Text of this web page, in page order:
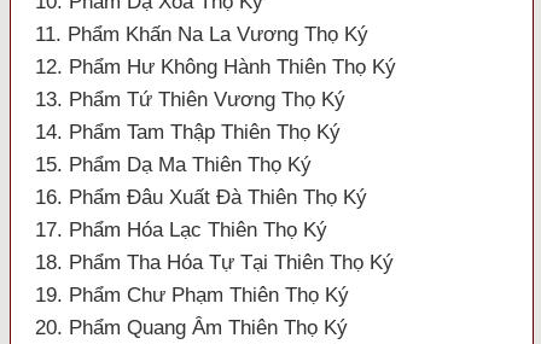
11. Phẩm Khấn Na La Vương Thọ Ký
12. Phẩm Hư Không Hành Thiên Thọ Ký
13. Phẩm Tứ Thiên Vương Thọ Ký
14. Phẩm Tam Thập Thiên Thọ Ký
15. Phẩm Dạ Ma Thiên Thọ Ký
16. Phẩm Đâu Xuất Đà Thiên Thọ Ký
17. Phẩm Hóa Lạc Thiên Thọ Ký
18. Phẩm Tha Hóa Tự Tại Thiên Thọ Ký
19. Phẩm Chư Phạm Thiên Thọ Ký
20. Phẩm Quang Âm Thiên Thọ Ký